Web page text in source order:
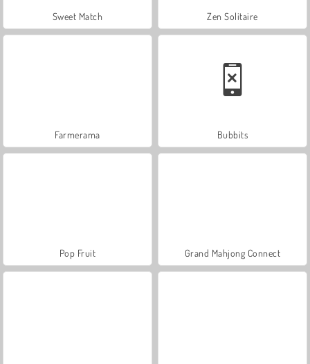
Sweet Match Zen Solitaire
Farmerama Bubbits
Pop Fruit Grand Mahjong Connect